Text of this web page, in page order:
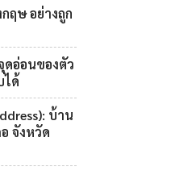
ฤษ อย่างถูก
ดอ่อนของตัว
ได้
บ้าน
จังหวัด